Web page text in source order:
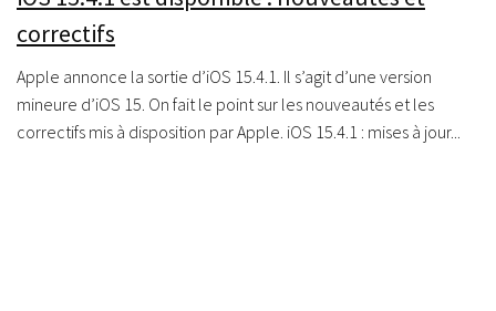
correctifs
Apple annonce la sortie d’iOS 15.4.1. Il s’agit d’une version
mineure d’iOS 15. On fait le point sur les nouveautés et les
correctifs mis à disposition par Apple. iOS 15.4.1 : mises à jour...